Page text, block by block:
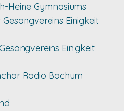
Heine Gymnasiums
Einigkeit
Einigkeit
Radio Bochum